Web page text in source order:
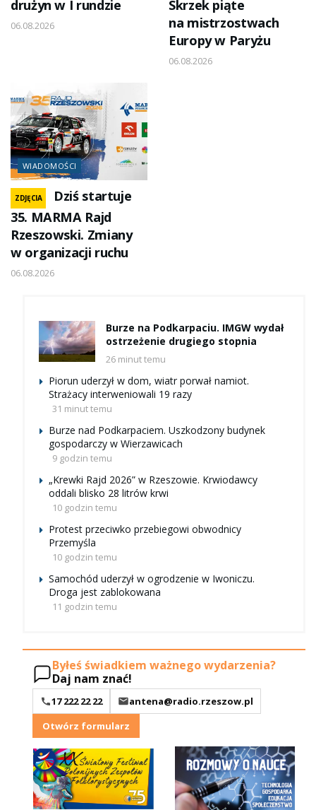
drużyn w I rundzie
06.08.2026
Skrzek piąte
na mistrzostwach
Europy w Paryżu
06.08.2026
WIADOMOŚCI
ZDJĘCIA
Dziś startuje
35. MARMA Rajd
Rzeszowski. Zmiany
w organizacji ruchu
06.08.2026
Burze na Podkarpaciu. IMGW wydał
ostrzeżenie drugiego stopnia
26 minut temu
Piorun uderzył w dom, wiatr porwał namiot.
Strażacy interweniowali 19 razy
31 minut temu
Burze nad Podkarpaciem. Uszkodzony budynek
gospodarczy w Wierzawicach
9 godzin temu
„Krewki Rajd 2026” w Rzeszowie. Krwiodawcy
oddali blisko 28 litrów krwi
10 godzin temu
Protest przeciwko przebiegowi obwodnicy
Przemyśla
10 godzin temu
Samochód uderzył w ogrodzenie w Iwoniczu.
Droga jest zablokowana
11 godzin temu
Byłeś świadkiem ważnego wydarzenia?
Daj nam znać!
17 222 22 22
antena@radio.rzeszow.pl
Otwórz formularz